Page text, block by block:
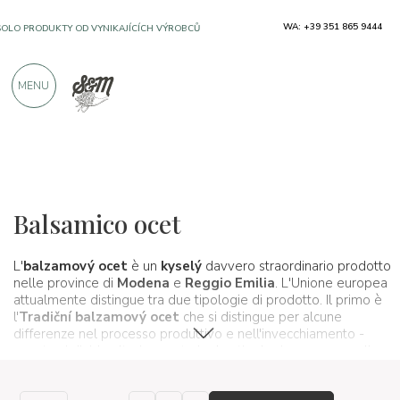
Balsamico ocet
L'balzamový ocet è un kyselý davvero straordinario prodotto
nelle province di Modena e Reggio Emilia. L'Unione europea
attualmente distingue tra due tipologie di prodotto. Il primo è
l'Tradiční balzamový ocet che si distingue per alcune
differenze nel processo produttivo e nell'invecchiamento -
PRODUKTY OD VYNIKAJÍCÍCH VÝROBCŮ
NEŽ 900 POZITIVNÍCH RECENZÍ
WA: +39 351 865 9444
MENU